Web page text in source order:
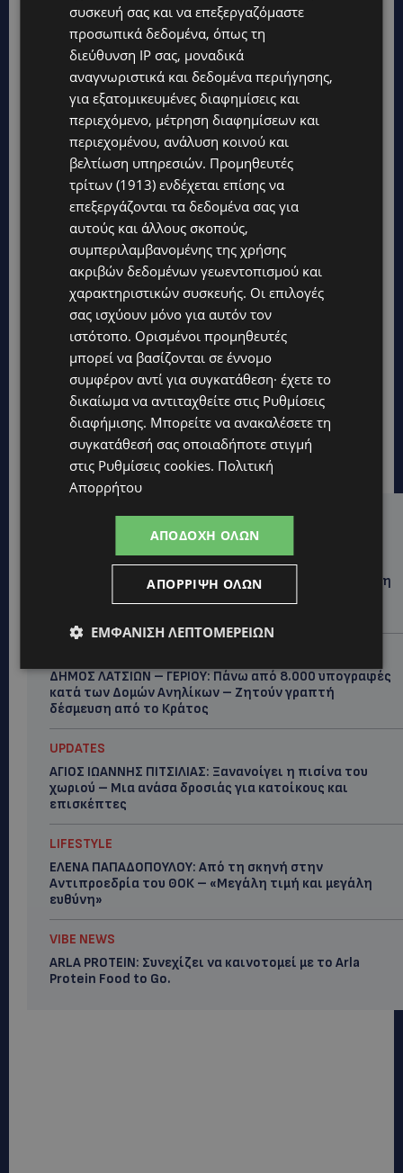
ΦΕΙΔΙΑΣ ΠΑΝΑΓΙΩΤΟΥ: Η εμφάνισή του στην εκδήλωση
ΔΗΜΟΣ ΛΑΤΣΙΩΝ – ΓΕΡΙΟΥ: Πάνω από 8.000 υπογραφές
κατά των Δομών Ανηλίκων – Ζητούν γραπτή
δέσμευση από το Κράτος
UPDATES
ΑΓΙΟΣ ΙΩΑΝΝΗΣ ΠΙΤΣΙΛΙΑΣ: Ξανανοίγει η πισίνα του
χωριού – Μια ανάσα δροσιάς για κατοίκους και
επισκέπτες
LIFESTYLE
ΕΛΕΝΑ ΠΑΠΑΔΟΠΟΥΛΟΥ: Από τη σκηνή στην
Αντιπροεδρία του ΘΟΚ – «Μεγάλη τιμή και μεγάλη
ευθύνη»
VIBE NEWS
ARLA PROTEIN: Συνεχίζει να καινοτομεί με το Arla
Protein Food to Go.
συσκευή σας και να επεξεργαζόμαστε
προσωπικά δεδομένα, όπως τη
διεύθυνση IP σας, μοναδικά
αναγνωριστικά και δεδομένα περιήγησης,
για εξατομικευμένες διαφημίσεις και
περιεχόμενο, μέτρηση διαφημίσεων και
περιεχομένου, ανάλυση κοινού και
βελτίωση υπηρεσιών. Προμηθευτές
τρίτων (1913) ενδέχεται επίσης να
επεξεργάζονται τα δεδομένα σας για
αυτούς και άλλους σκοπούς,
συμπεριλαμβανομένης της χρήσης
ακριβών δεδομένων γεωεντοπισμού και
χαρακτηριστικών συσκευής. Οι επιλογές
σας ισχύουν μόνο για αυτόν τον
ιστότοπο. Ορισμένοι προμηθευτές
μπορεί να βασίζονται σε έννομο
συμφέρον αντί για συγκατάθεση· έχετε το
δικαίωμα να αντιταχθείτε στις Ρυθμίσεις
διαφήμισης. Μπορείτε να ανακαλέσετε τη
συγκατάθεσή σας οποιαδήποτε στιγμή
στις Ρυθμίσεις cookies. Πολιτική
Απορρήτου
ΑΠΟΔΟΧΉ ΌΛΩΝ
ΑΠΌΡΡΙΨΗ ΌΛΩΝ
ΕΜΦΆΝΙΣΗ ΛΕΠΤΟΜΕΡΕΙΏΝ